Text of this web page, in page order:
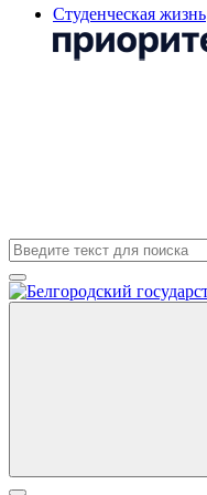
Студенческая жизнь